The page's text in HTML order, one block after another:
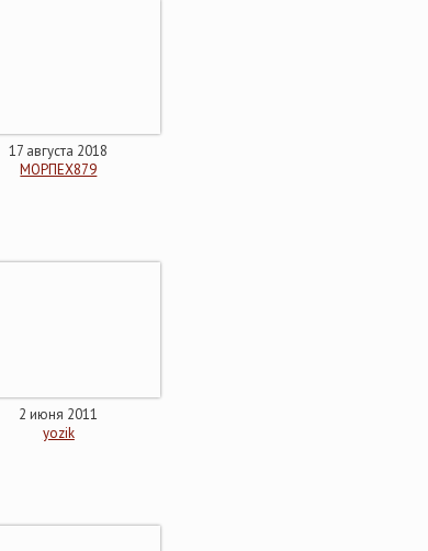
17 августа 2018
МОРПЕХ879
2 июня 2011
yozik